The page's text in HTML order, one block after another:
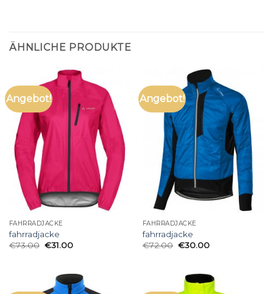
ÄHNLICHE PRODUKTE
Angebot!
FAHRRADJACKE
fahrradjacke
€73.00 €31.00
Angebot!
FAHRRADJACKE
fahrradjacke
€72.00 €30.00